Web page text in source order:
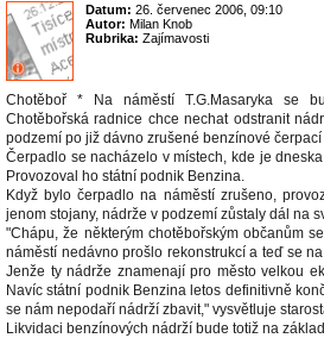
Datum: 26. červenec 2006, 09:10
Autor: Milan Knob
Rubrika: Zajímavosti
Chotěboř * Na náměstí T.G.Masaryka se
Chotěbořská radnice chce nechat odstranit
podzemí po již dávno zrušené benzínové
Čerpadlo se nacházelo v místech, kde je
Provozoval ho státní podnik Benzina.
Když bylo čerpadlo na náměstí zrušeno,
jenom stojany, nádrže v podzemí zůstaly dál na
"Chápu, že některým chotěbořským občanům
náměstí nedávno prošlo rekonstrukcí a teď se
Jenže ty nádrže znamenají pro město velkou
Navíc státní podnik Benzina letos definitivně
se nám nepodaří nádrží zbavit," vysvětluje
Likvidaci benzínových nádrží bude totiž na